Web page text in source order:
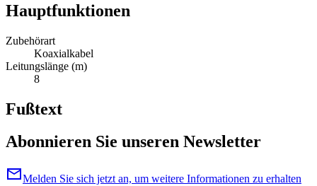
Hauptfunktionen
Zubehörart
Koaxialkabel
Leitungslänge (m)
8
Fußtext
Abonnieren Sie unseren Newsletter
mailMelden Sie sich jetzt an, um weitere Informationen zu erhalten